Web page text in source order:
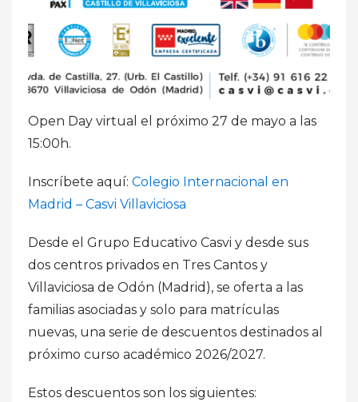
Open Day virtual el próximo 27 de mayo a las
15:00h.
Inscríbete aquí: Colegio Internacional en
Madrid – Casvi Villaviciosa
Desde el Grupo Educativo Casvi y desde sus
dos centros privados en Tres Cantos y
Villaviciosa de Odón (Madrid), se oferta a las
familias asociadas y solo para matrículas
nuevas, una serie de descuentos destinados al
próximo curso académico 2026/2027.
Estos descuentos son los siguientes: